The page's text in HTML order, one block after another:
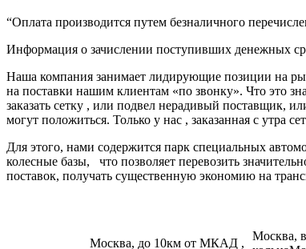
“Оплата производится путем безналичного
Информация о зачислении поступивших денежных
Наша компания занимает лидирующие позиции на
на поставки нашим клиентам «по звонку». Что это
заказать сетку , или подвел нерадивый
могут положиться. Только у нас , заказанная с утра
Для этого, нами содержится парк специальных
колесные базы, что позволяет перевозить
поставок, получать существенную экономию на
Москва, до 10км от МКАД ,
Москва,